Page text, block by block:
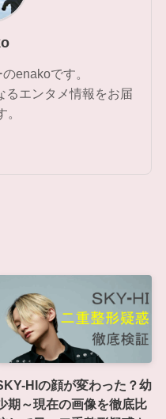
enakoです。
るエンタメ情報をお届
。
HIの顔が変わった？幼
期～現在の画像を徹底比